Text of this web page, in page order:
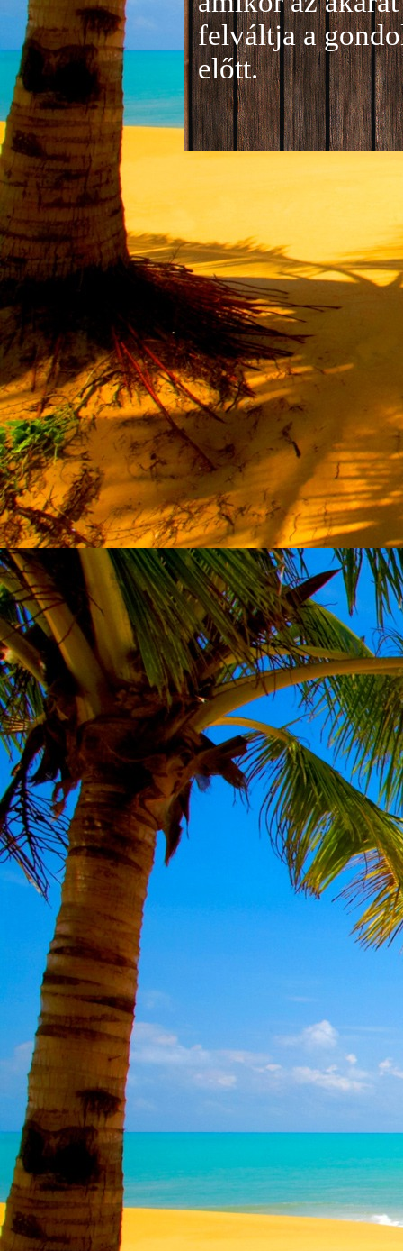
felváltja a
előtt.
Jelentkezés a
A
folyamatosan
benyújtása a
történik mind
személyesen.
személyesen a
címen tudjátok
Kérelmeteket
amennyiben
ovi bejárata a
nyíló
Szeretettel
Elérhetőségek
Dr. Göllner
2081
e-mail:
telefonszám:
2081
e-mail:
telefonszám:
adószám: